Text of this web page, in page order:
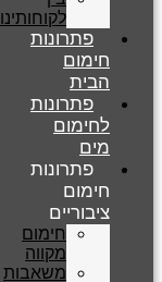
לקוחותינו
פתרונות
חימום
הבית
פתרונות
לחימום
מים
פתרונות
חימום
ציבוריים
חימום
מקווה
משאבות